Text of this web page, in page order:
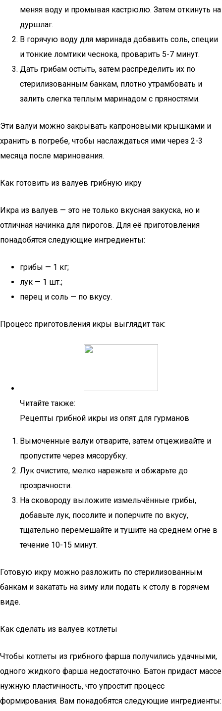
меняя воду и промывая кастрюлю. Затем откинуть на
дуршлаг.
В горячую воду для маринада добавить соль, специи
и тонкие ломтики чеснока, проварить 5-7 минут.
Дать грибам остыть, затем распределить их по
стерилизованным банкам, плотно утрамбовать и
залить слегка теплым маринадом с пряностями.
Эти валуи можно закрывать капроновыми крышками и
хранить в погребе, чтобы наслаждаться ими через 2-3
месяца после маринования.
Как готовить из валуев грибную икру
Икра из валуев — это не только вкусная закуска, но и
отличная начинка для пирогов. Для её приготовления
понадобятся следующие ингредиенты:
грибы — 1 кг;
лук — 1 шт.;
перец и соль — по вкусу.
Процесс приготовления икры выглядит так:
Читайте также:
Рецепты грибной икры из опят для гурманов
Вымоченные валуи отварите, затем отцеживайте и
пропустите через мясорубку.
Лук очистите, мелко нарежьте и обжарьте до
прозрачности.
На сковороду выложите измельчённые грибы,
добавьте лук, посолите и поперчите по вкусу,
тщательно перемешайте и тушите на среднем огне в
течение 10-15 минут.
Готовую икру можно разложить по стерилизованным
банкам и закатать на зиму или подать к столу в горячем
виде.
Как сделать из валуев котлеты
Чтобы котлеты из грибного фарша получились удачными,
одного жидкого фарша недостаточно. Батон придаст массе
нужную пластичность, что упростит процесс
формирования. Вам понадобятся следующие ингредиенты: